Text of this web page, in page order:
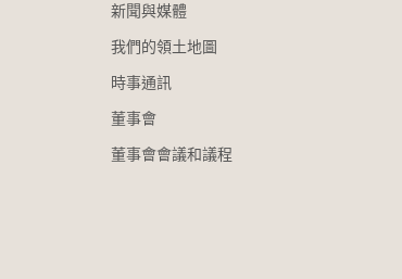
新聞與媒體
我們的領土地圖
時事通訊
董事會
董事會會議和議程